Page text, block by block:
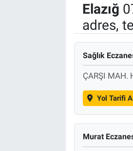
Elazığ
adres,
Sağlık
ÇARŞI MAH.
Yol Tarifi
Murat
Enerjisini Üreten Fabrikalar
Ağır Sanayi Çözümleri